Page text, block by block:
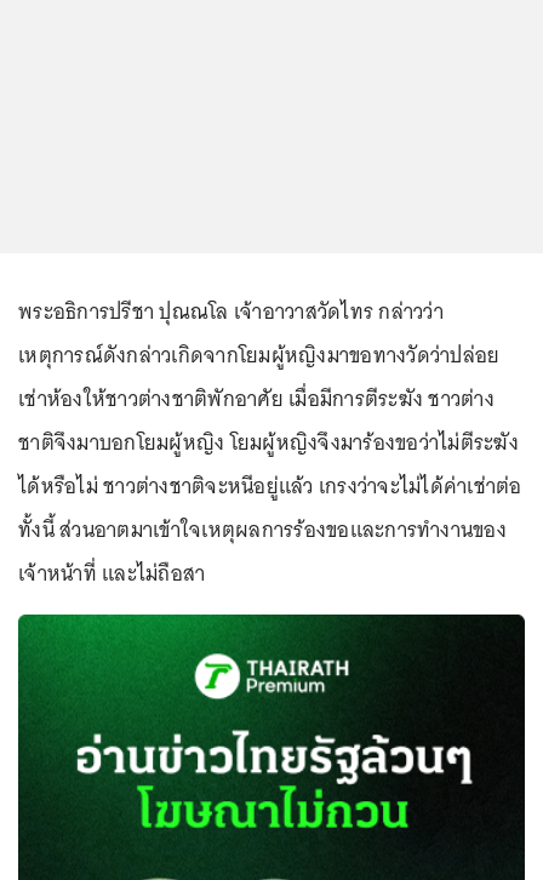
พระอธิการปรีชา ปุณณโล เจ้าอาวาสวัดไทร กล่าวว่า
เหตุการณ์ดังกล่าวเกิดจากโยมผู้หญิงมาขอทางวัดว่าปล่อย
เช่าห้องให้ชาวต่างชาติพักอาศัย เมื่อมีการตีระฆัง ชาวต่าง
ชาติจึงมาบอกโยมผู้หญิง โยมผู้หญิงจึงมาร้องขอว่าไม่ตีระฆัง
ได้หรือไม่ ชาวต่างชาติจะหนีอยู่แล้ว เกรงว่าจะไม่ได้ค่าเช่าต่อ
ทั้งนี้ ส่วนอาตมาเข้าใจเหตุผลการร้องขอและการทำงานของ
เจ้าหน้าที่ และไม่ถือสา